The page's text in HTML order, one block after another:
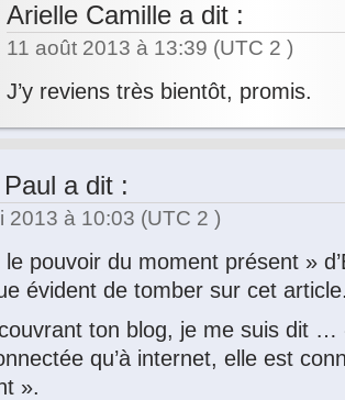
Arielle Camille a dit :
11 août 2013 à 13:39 (UTC 2 )
J’y reviens très bientôt, promis.
a dit :
2013 à 10:03 (UTC 2 )
le pouvoir du moment présent »
évident de tomber sur cet
ton blog, je me suis dit …
qu’à internet, elle est
».